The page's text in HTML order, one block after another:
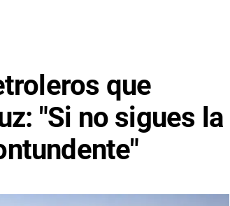
que
"Si no sigues la